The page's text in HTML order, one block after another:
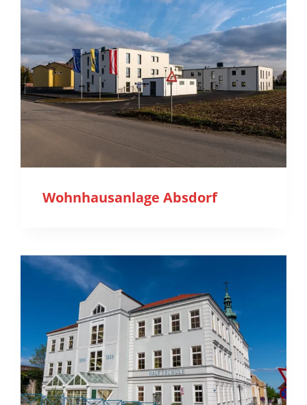
Wohnhausanlage Absdorf